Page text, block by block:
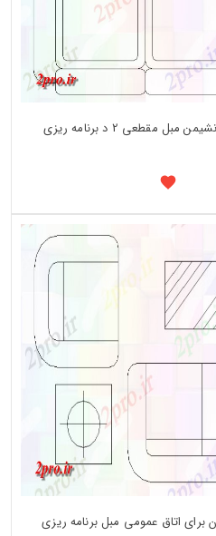
دانلود نقشه بلوک مبل راحتی اتاق نشیمن مبل مقطعی 2 د برنامه ریزی
برای اتاق عمومی مبل برنامه ریزی